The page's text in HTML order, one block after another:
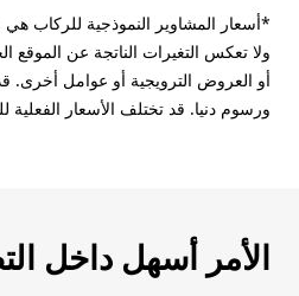
ولا تعكس التغيرات الناتجة عن الموقع
أو العروض الترويجية أو عوامل أخرى.
ورسوم دنيا. قد تختلف الأسعار الفعلية
الأمر أسهل داخل